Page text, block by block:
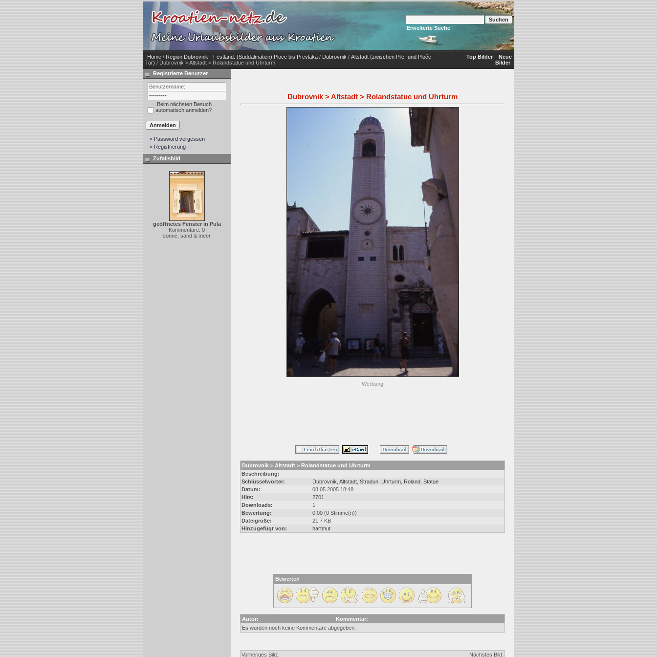
Erweiterte Suche
Home / Region Dubrovnik - Festland: (Süddalmatien) Ploce bis Prevlaka / Dubrovnik / Altstadt (zwischen Pile- und Ploče-
Tor) / Dubrovnik > Altstadt > Rolandstatue und Uhrturm
Top Bilder | Neue
Bilder
Registrierte Benutzer
Beim nächsten Besuch
automatisch anmelden?
» Password vergessen
» Registrierung
Zufallsbild
geöffnetes Fenster in Pula
Kommentare: 0
sonne, sand & meer
Dubrovnik > Altstadt > Rolandstatue und Uhrturm
Werbung
Dubrovnik > Altstadt > Rolandstatue und Uhrturm
Beschreibung:
Schlüsselwörter:
Dubrovnik Altstadt Stradun Uhrturm Roland Statue
Datum:
08.05.2005 18:48
Hits:
2701
Downloads:
1
Bewertung:
0.00 (0 Stimme(n))
Dateigröße:
21.7 KB
Hinzugefügt von:
hartmut
Bewerten
Autor:
Kommentar:
Es wurden noch keine Kommentare abgegeben.
Vorheriges Bild: Nächstes Bild: